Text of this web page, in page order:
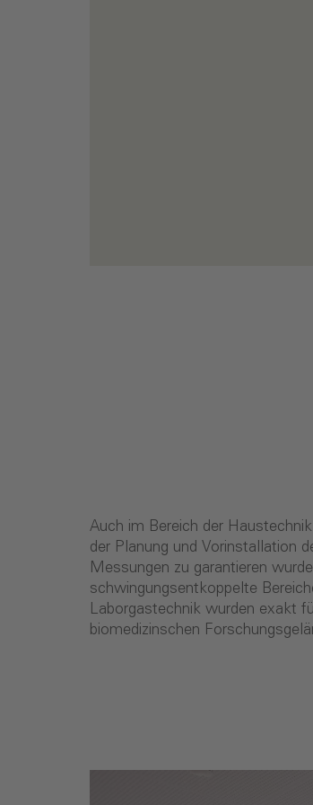
Auch im Bereich der
der Planung und Vorinstallation
Messungen zu garantieren
schwingungsentkoppelte
Laborgastechnik wurden exakt
biomedizinschen